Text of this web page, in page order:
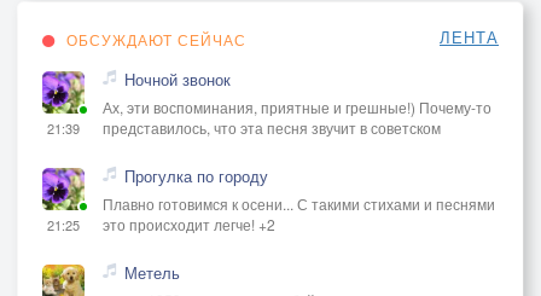
ОБСУЖДАЮТ СЕЙЧАС ЛЕНТА
21:39
Ночной звонок
Ах, эти воспоминания, приятные и грешные!) Почему-то
представилось, что эта песня звучит в советском
21:25
Прогулка по городу
Плавно готовимся к осени... С такими стихами и песнями
это происходит легче! +2
Метель